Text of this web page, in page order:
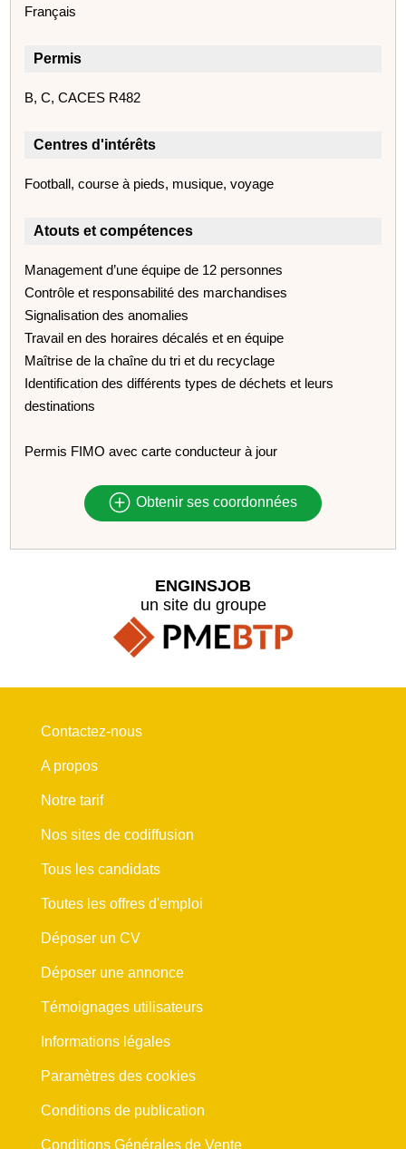
Français
Permis
B, C, CACES R482
Centres d'intérêts
Football, course à pieds, musique, voyage
Atouts et compétences
Management d’une équipe de 12 personnes
Contrôle et responsabilité des marchandises
Signalisation des anomalies
Travail en des horaires décalés et en équipe
Maîtrise de la chaîne du tri et du recyclage
Identification des différents types de déchets et leurs
destinations
Permis FIMO avec carte conducteur à jour
Obtenir ses coordonnées
ENGINSJOB
un site du groupe
Contactez-nous
A propos
Notre tarif
Nos sites de codiffusion
Tous les candidats
Toutes les offres d'emploi
Déposer un CV
Déposer une annonce
Témoignages utilisateurs
Informations légales
Paramètres des cookies
Conditions de publication
Conditions Générales de Vente